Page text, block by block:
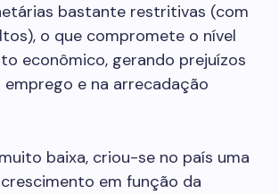
bastante restritivas (com
o que compromete o nível
econômico, gerando prejuízos
emprego e na arrecadação
baixa, criou-se no país uma
em função da